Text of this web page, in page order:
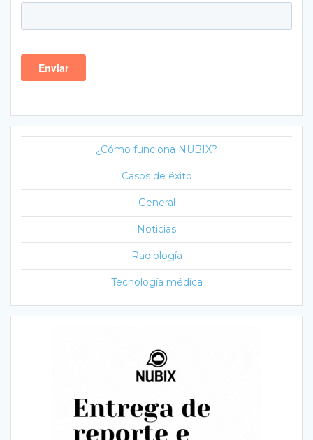
¿Cómo funciona NUBIX?
Casos de éxito
General
Noticias
Radiología
Tecnología médica